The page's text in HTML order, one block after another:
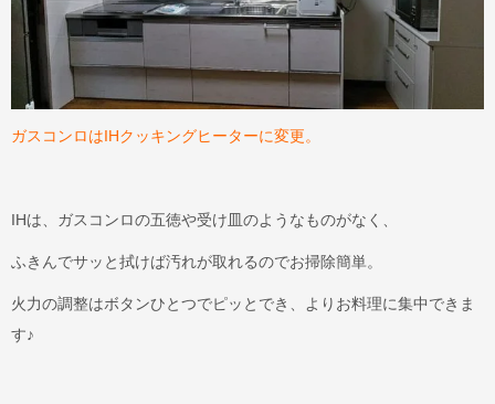
ガスコンロはIHクッキングヒーターに変更。
IHは、ガスコンロの五徳や受け皿のようなものがなく、
ふきんでサッと拭けば汚れが取れるのでお掃除簡単。
火力の調整はボタンひとつでピッとでき、よりお料理に集中できま
す♪